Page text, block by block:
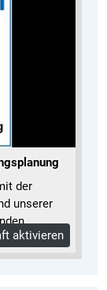
der
unserer
aktivieren